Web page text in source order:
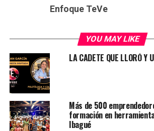
Enfoque TeVe
YOU MAY LIKE
LA CADETE QUE LLORÓ Y
Más de 500
formación en
Ibagué